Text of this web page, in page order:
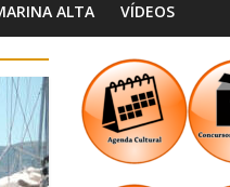
ALTA VÍDEOS